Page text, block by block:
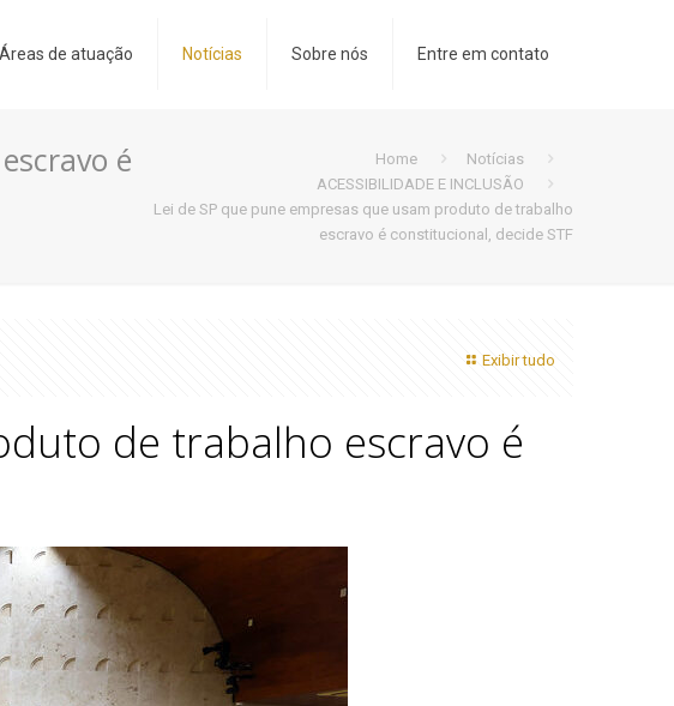
Áreas de atuação Notícias Sobre nós Entre em contato
é Home
Notícias
ACESSIBILIDADE E INCLUSÃO
Lei de SP que pune empresas que usam produto de trabalho
escravo é constitucional, decide STF
Exibir tudo
de trabalho escravo é